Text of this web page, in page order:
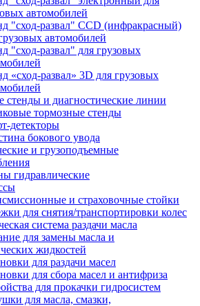
автомобилей
"сход-развал" CCD (инфракрасный)
автомобилей
"сход-развал" для грузовых
«сход-развал» 3D для грузовых
стенды и диагностические линии
тормозные стенды
детекторы
бокового увода
и грузоподъемные
гидравлические
и страховочные стойки
для снятия/транспортировки колес
система раздачи масла
для замены масла и
жидкостей
для раздачи масел
для сбора масел и антифриза
для прокачки гидросистем
для масла, смазки,